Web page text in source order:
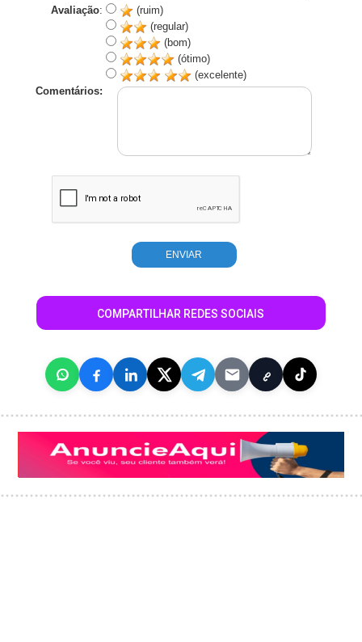
Avaliação:
(ruim)
(regular)
(bom)
(ótimo)
(excelente)
Comentários:
COMPARTILHAR REDES SOCIAIS